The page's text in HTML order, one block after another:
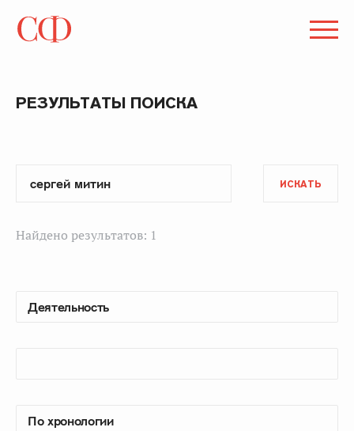
РЕЗУЛЬТАТЫ ПОИСКА
ИСКАТЬ
Найдено результатов: 1